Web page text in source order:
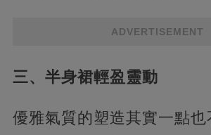
ADVERTISEMENT
三、半身裙輕盈靈動
優雅氣質的塑造其實一點也